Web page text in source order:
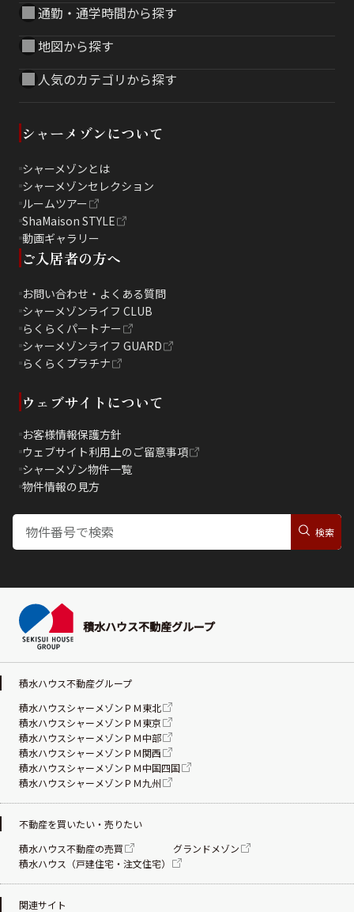
通勤・通学時間から探す
地図から探す
人気のカテゴリから探す
シャーメゾンについて
シャーメゾンとは
シャーメゾンセレクション
ルームツアー
ShaMaison STYLE
動画ギャラリー
ご入居者の方へ
お問い合わせ・よくある質問
シャーメゾンライフ CLUB
らくらくパートナー
シャーメゾンライフ GUARD
らくらくプラチナ
ウェブサイトについて
お客様情報保護方針
ウェブサイト利用上のご留意事項
シャーメゾン物件一覧
物件情報の見方
積水ハウス不動産グループ
積水ハウス不動産グループ
積水ハウスシャーメゾンＰＭ東北
積水ハウスシャーメゾンＰＭ東京
積水ハウスシャーメゾンＰＭ中部
積水ハウスシャーメゾンＰＭ関西
積水ハウスシャーメゾンＰＭ中国四国
積水ハウスシャーメゾンＰＭ九州
不動産を買いたい・売りたい
積水ハウス不動産の売買
グランドメゾン
積水ハウス（戸建住宅・注文住宅）
関連サイト